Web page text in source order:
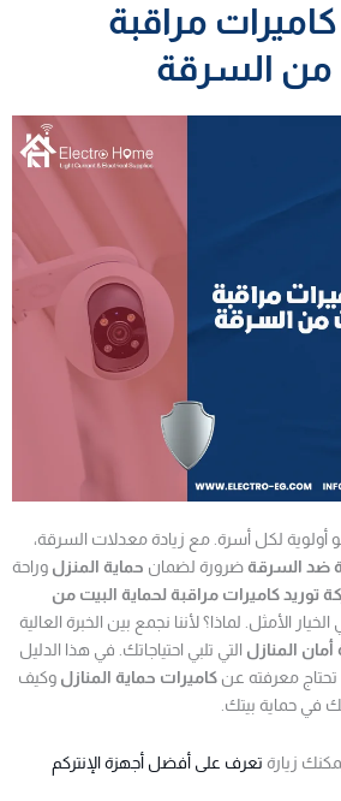
مراقبة
من السرقة
أولوية لكل أسرة. مع زيادة معدلات السرقة،
ضد السرقةضرورة لضمان حماية المنزل وراحة
توريد كاميرات مراقبة لحماية البيت من
الأمثل. لماذا؟ لأننا نجمع بين الخبرة العالية
المنازل التي تلبي احتياجاتك. في هذا الدليل
معرفته عن كاميرات حماية المنازل وكيف
في حماية بيتك.
زيارة تعرف على أفضل أجهزة الإنتركم